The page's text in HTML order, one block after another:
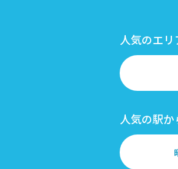
人気のエ
人気の駅か